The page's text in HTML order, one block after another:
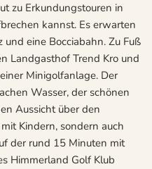
zu Erkundungstouren in
kannst. Es erwarten
eine Bocciabahn. Zu Fuß
Landgasthof Trend Kro und
Minigolfanlage. Der
Wasser, der schönen
Aussicht über den
Kindern, sondern auch
der rund 15 Minuten mit
Himmerland Golf Klub